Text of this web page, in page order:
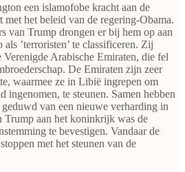
een islamofobe kracht aan de
met het beleid van de regering-Obama.
van Trump drongen er bij hem op aan
’terroristen’ te classificeren. Zij
Arabische Emiraten, die fel
De Emiraten zijn zeer
waarmee ze in Libië ingrepen om
ingenomen, te steunen. Samen hebben
van een nieuwe verharding in
Trump aan het koninkrijk was de
te bevestigen. Vandaar de
met het steunen van de